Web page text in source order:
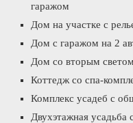
гаражом
Дом на участке с
Дом с гаражом на 2
Дом со вторым светом
Коттедж со спа-
Комплекс усадеб с
Двухэтажная